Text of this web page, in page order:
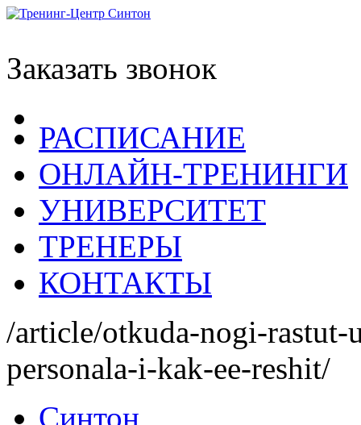
Заказать звонок
РАСПИСАНИЕ
ОНЛАЙН-ТРЕНИНГИ
УНИВЕРСИТЕТ
ТРЕНЕРЫ
КОНТАКТЫ
/article/otkuda-nogi-
personala-i-kak-ee-reshit/
Синтон